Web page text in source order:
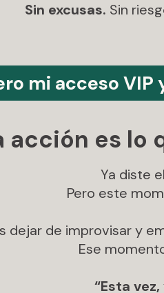
Sin excusas. Sin
mi acceso
acción es lo
Ya diste
Pero este
dejar de improvisar y
Ese
“Esta